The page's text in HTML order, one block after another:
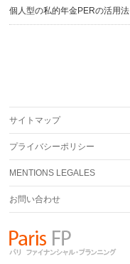
個人型の私的年金PERの活用法
サイトマップ
プライバシーポリシー
MENTIONS LEGALES
お問い合わせ